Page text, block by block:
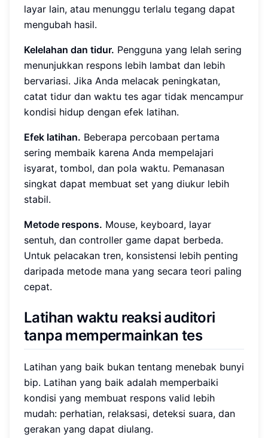
layar lain, atau menunggu terlalu tegang dapat
mengubah hasil.
Kelelahan dan tidur. Pengguna yang lelah sering
menunjukkan respons lebih lambat dan lebih
bervariasi. Jika Anda melacak peningkatan,
catat tidur dan waktu tes agar tidak mencampur
kondisi hidup dengan efek latihan.
Efek latihan. Beberapa percobaan pertama
sering membaik karena Anda mempelajari
isyarat, tombol, dan pola waktu. Pemanasan
singkat dapat membuat set yang diukur lebih
stabil.
Metode respons. Mouse, keyboard, layar
sentuh, dan controller game dapat berbeda.
Untuk pelacakan tren, konsistensi lebih penting
daripada metode mana yang secara teori paling
cepat.
Latihan waktu reaksi auditori
tanpa mempermainkan tes
Latihan yang baik bukan tentang menebak bunyi
bip. Latihan yang baik adalah memperbaiki
kondisi yang membuat respons valid lebih
mudah: perhatian, relaksasi, deteksi suara, dan
gerakan yang dapat diulang.